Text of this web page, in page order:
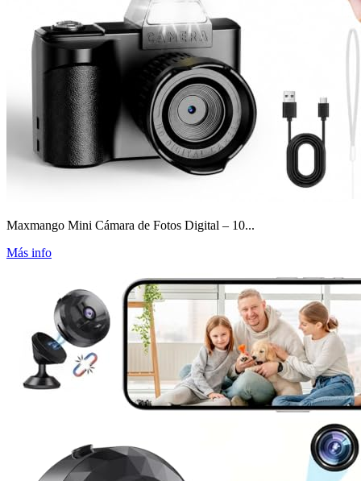
Maxmango Mini Cámara de Fotos Digital – 10...
Más info